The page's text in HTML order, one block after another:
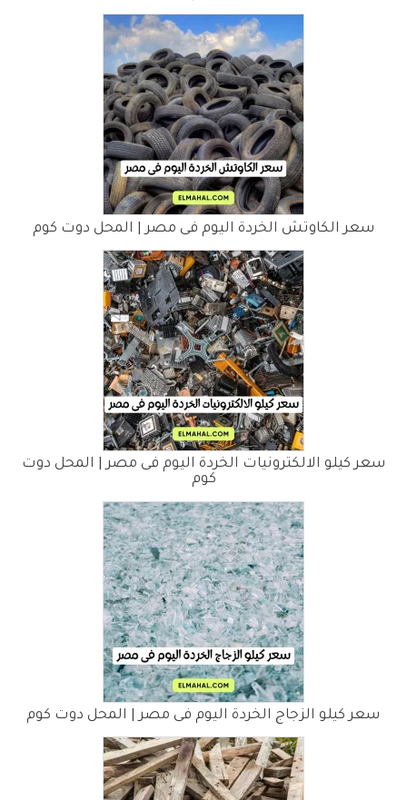
سعر الكاوتش الخردة اليوم فى مصر | المحل دوت كوم
سعر كيلو الالكترونيات الخردة اليوم فى مصر | المحل دوت
كوم
سعر كيلو الزجاج الخردة اليوم فى مصر | المحل دوت كوم